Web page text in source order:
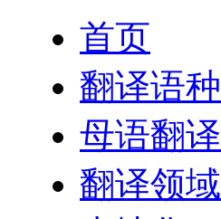
首页
翻译语种
母语翻译
翻译领域